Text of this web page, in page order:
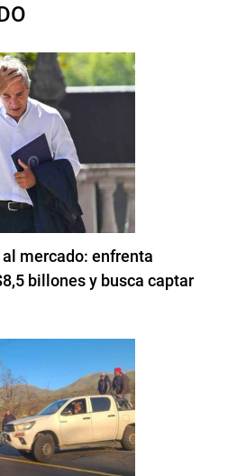
mercado: enfrenta
billones y busca captar